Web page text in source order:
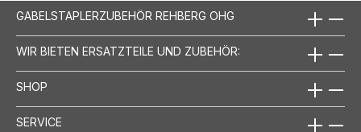
GABELSTAPLERZUBEHÖR REHBERG OHG
WIR BIETEN ERSATZTEILE UND ZUBEHÖR:
SHOP
SERVICE